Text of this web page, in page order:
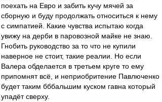
поехать на Евро и забить кучу мячей за
сборную и буду продолжать относиться к нему
с симпатией. Какие чувства испытаю когда
увижу на дерби в паровозной майке не знаю.
Гнобить руководство за то что не купили
наверное не стоит, такие реалии. Но если
Валера обделается в третьем круге то ему
припомнят всё, и неприобритение Павлюченко
будет таким бббальшим куском гавна который
упадёт сверху.